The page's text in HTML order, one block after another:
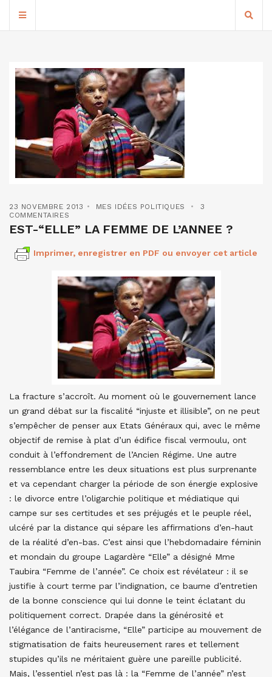
23 NOVEMBRE 2013 MES IDÉES POLITIQUES
3
COMMENTAIRES
EST-“ELLE” LA FEMME DE L’ANNEE ?
Imprimer, enregistrer en PDF ou envoyer cet article
La fracture s’accroît. Au moment où le gouvernement lance
un grand débat sur la fiscalité “injuste et illisible”, on ne peut
s’empêcher de penser aux Etats Généraux qui, avec le même
objectif de remise à plat d’un édifice fiscal vermoulu, ont
conduit à l’effondrement de l’Ancien Régime. Une autre
ressemblance entre les deux situations est plus surprenante
et va cependant charger la période de son énergie explosive
: le divorce entre l’oligarchie politique et médiatique qui
campe sur ses certitudes et ses préjugés et le peuple réel,
ulcéré par la distance qui sépare les affirmations d’en-haut
de la réalité d’en-bas. C’est ainsi que l’hebdomadaire féminin
et mondain du groupe Lagardère “Elle” a désigné Mme
Taubira “Femme de l’année”. Ce choix est révélateur : il se
justifie à court terme par l’indignation, ce baume d’entretien
de la bonne conscience qui lui donne le teint éclatant du
politiquement correct. Drapée dans la générosité et
l’élégance de l’antiracisme, “Elle” participe au mouvement de
stigmatisation de faits heureusement rares et tellement
stupides qu’ils ne méritaient guère une pareille publicité.
Mais, l’essentiel n’est pas là : la “Femme de l’année” n’est